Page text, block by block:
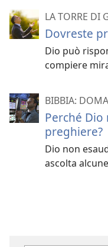
LA TORRE DI
Dovreste
Dio può
compiere
BIBBIA:
Perché
preghiere?
Dio non
ascolta